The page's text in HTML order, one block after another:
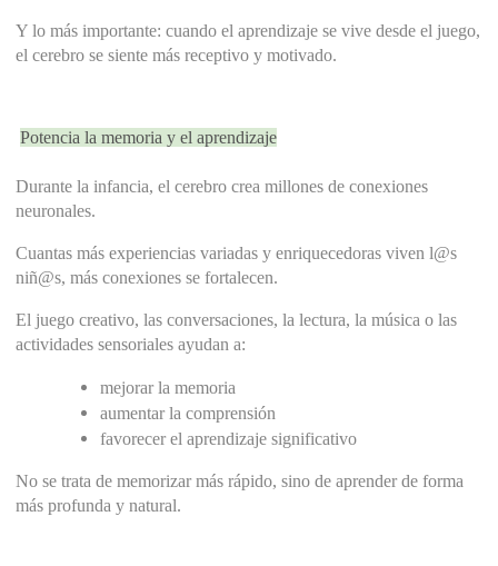
Y lo más importante: cuando el aprendizaje se vive desde el juego,
el cerebro se siente más receptivo y motivado.
Potencia la memoria y el aprendizaje
Durante la infancia, el cerebro crea millones de conexiones
neuronales.
Cuantas más experiencias variadas y enriquecedoras viven l@s
niñ@s, más conexiones se fortalecen.
El juego creativo, las conversaciones, la lectura, la música o las
actividades sensoriales ayudan a:
mejorar la memoria
aumentar la comprensión
favorecer el aprendizaje significativo
No se trata de memorizar más rápido, sino de aprender de forma
más profunda y natural.